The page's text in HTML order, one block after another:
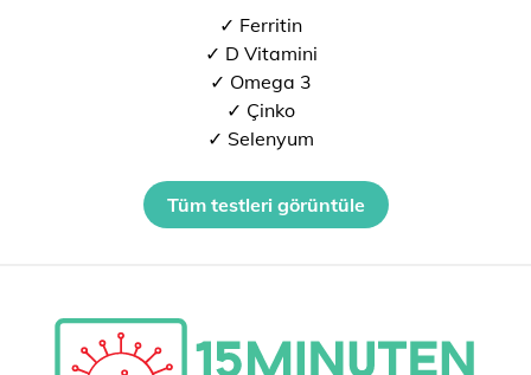
✓ Ferritin
✓ D Vitamini
✓ Omega 3
✓ Çinko
✓ Selenyum
Tüm testleri görüntüle